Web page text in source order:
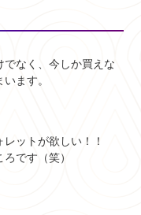
なく、今しか買えな
ます。
ットが欲しい！！
です（笑）